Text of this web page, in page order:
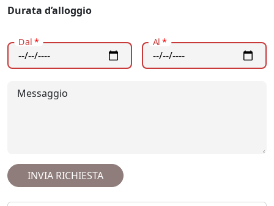
Durata d’alloggio
Dal * Al*
Messaggio
INVIA RICHIESTA